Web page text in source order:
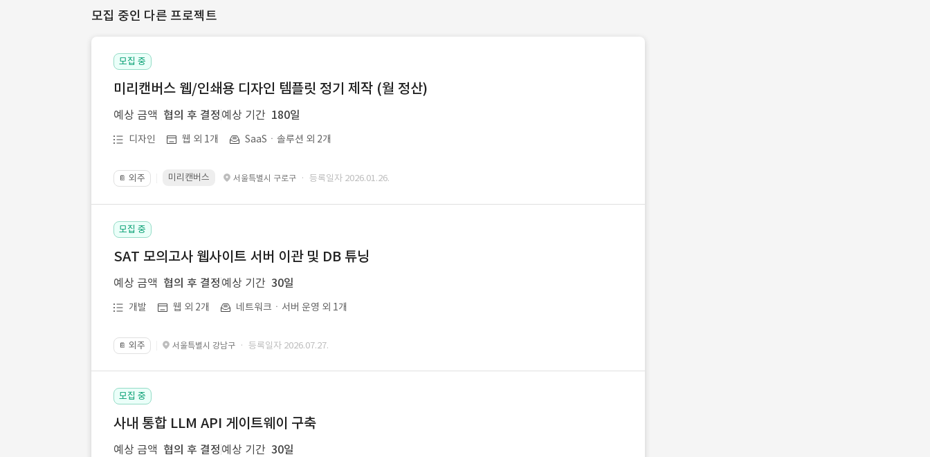
모집 중인 다른 프로젝트
모집 중
미리캔버스 웹/인쇄용 디자인 템플릿 정기 제작 (월 정산)
예상 금액 협의 후 결정 예상 기간 180일
디자인 웹 외 1개 SaaSㆍ솔루션 외 2개
📔 외주 미리캔버스 서울특별시 구로구 · 등록일자 2026.01.26.
모집 중
SAT 모의고사 웹사이트 서버 이관 및 DB 튜닝
예상 금액 협의 후 결정 예상 기간 30일
개발 웹 외 2개 네트워크ㆍ서버 운영 외 1개
📔 외주 서울특별시 강남구 · 등록일자 2026.07.27.
모집 중
사내 통합 LLM API 게이트웨이 구축
예상 금액 협의 후 결정 예상 기간 30일